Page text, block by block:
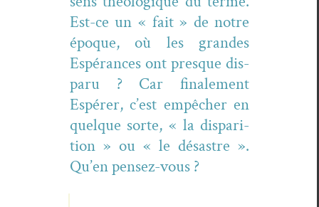
Est-ce un « fait » de notre
époque, où les grandes
Espérances ont presque dis­
paru ? Car finale­ment
Espér­er, c’est empêch­er en
quelque sorte, « la dis­pari­
tion » ou « le désas­tre ».
Qu’en pensez-vous ?